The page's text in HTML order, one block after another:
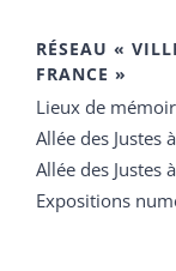
RÉSEAU «
FRANCE »
Lieux de
Allée des Justes
Allée des Justes
Expositions